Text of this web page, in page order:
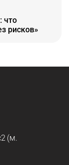
что
рисков»
(м.